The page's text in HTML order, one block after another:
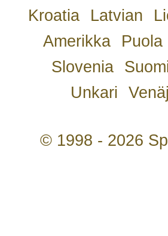
Kroatia
Latvian
Amerikka
Puola
Slovenia
Unkari
© 1998 - 2026